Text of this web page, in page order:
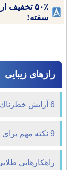
۵۰٪
سفته!
رازهای زیبایی
6 آرايش خطرناك مو
9 نکته مهم برای مراقبت و تقویت موهای فر و مجعد
راهکارهایی